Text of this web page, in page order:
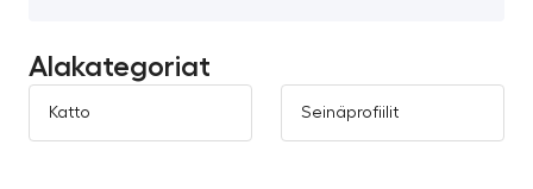
Alakategoriat
Katto Seinäprofiilit